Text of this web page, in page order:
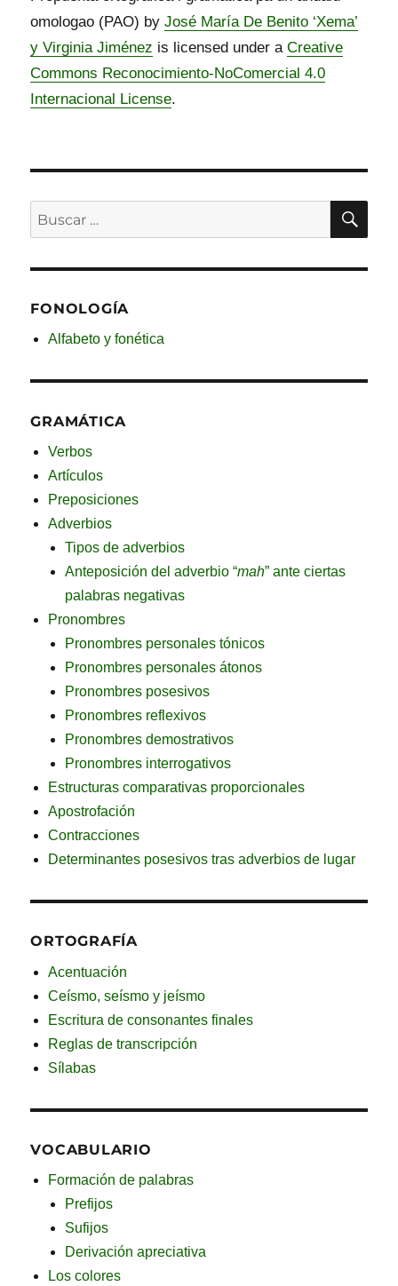
omologao (PAO) byJosé María De Benito ‘Xema’
y Virginia Jiménez is licensed under aCreative
Commons Reconocimiento-NoComercial 4.0
Internacional License.
Buscar
por:
FONOLOGÍA
Alfabeto y fonética
GRAMÁTICA
Verbos
Artículos
Preposiciones
Adverbios
Tipos de adverbios
Anteposición del adverbio “mah” ante ciertas
palabras negativas
Pronombres
Pronombres personales tónicos
Pronombres personales átonos
Pronombres posesivos
Pronombres reflexivos
Pronombres demostrativos
Pronombres interrogativos
Estructuras comparativas proporcionales
Apostrofación
Contracciones
Determinantes posesivos tras adverbios de lugar
ORTOGRAFÍA
Acentuación
Ceísmo, seísmo y jeísmo
Escritura de consonantes finales
Reglas de transcripción
Sílabas
VOCABULARIO
Formación de palabras
Prefijos
Sufijos
Derivación apreciativa
Los colores